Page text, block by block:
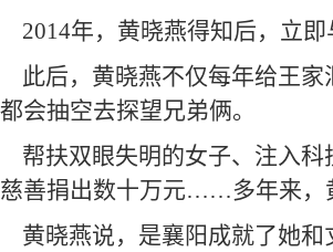
2014年，黄晓燕得知后，立
此后，黄晓燕不仅每年给王
都会抽空去探望兄弟俩。
帮扶双眼失明的女子、注入
慈善捐出数十万元……多年来，
黄晓燕说，是襄阳成就了她